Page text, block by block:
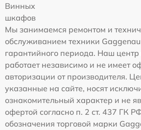
Винных
шкафов
Мы занимаемся ремонтом и
обслуживанием техники
гарантийного периода. Наш центр
работает независимо и не имеет
авторизации от производителя.
указанные на сайте, носят
ознакомительный характер и не
офертой согласно п. 2 ст. 437 ГК
обозначения торговой марки